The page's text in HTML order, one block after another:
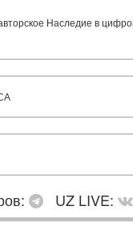
Наследие в
UZ LIVE: